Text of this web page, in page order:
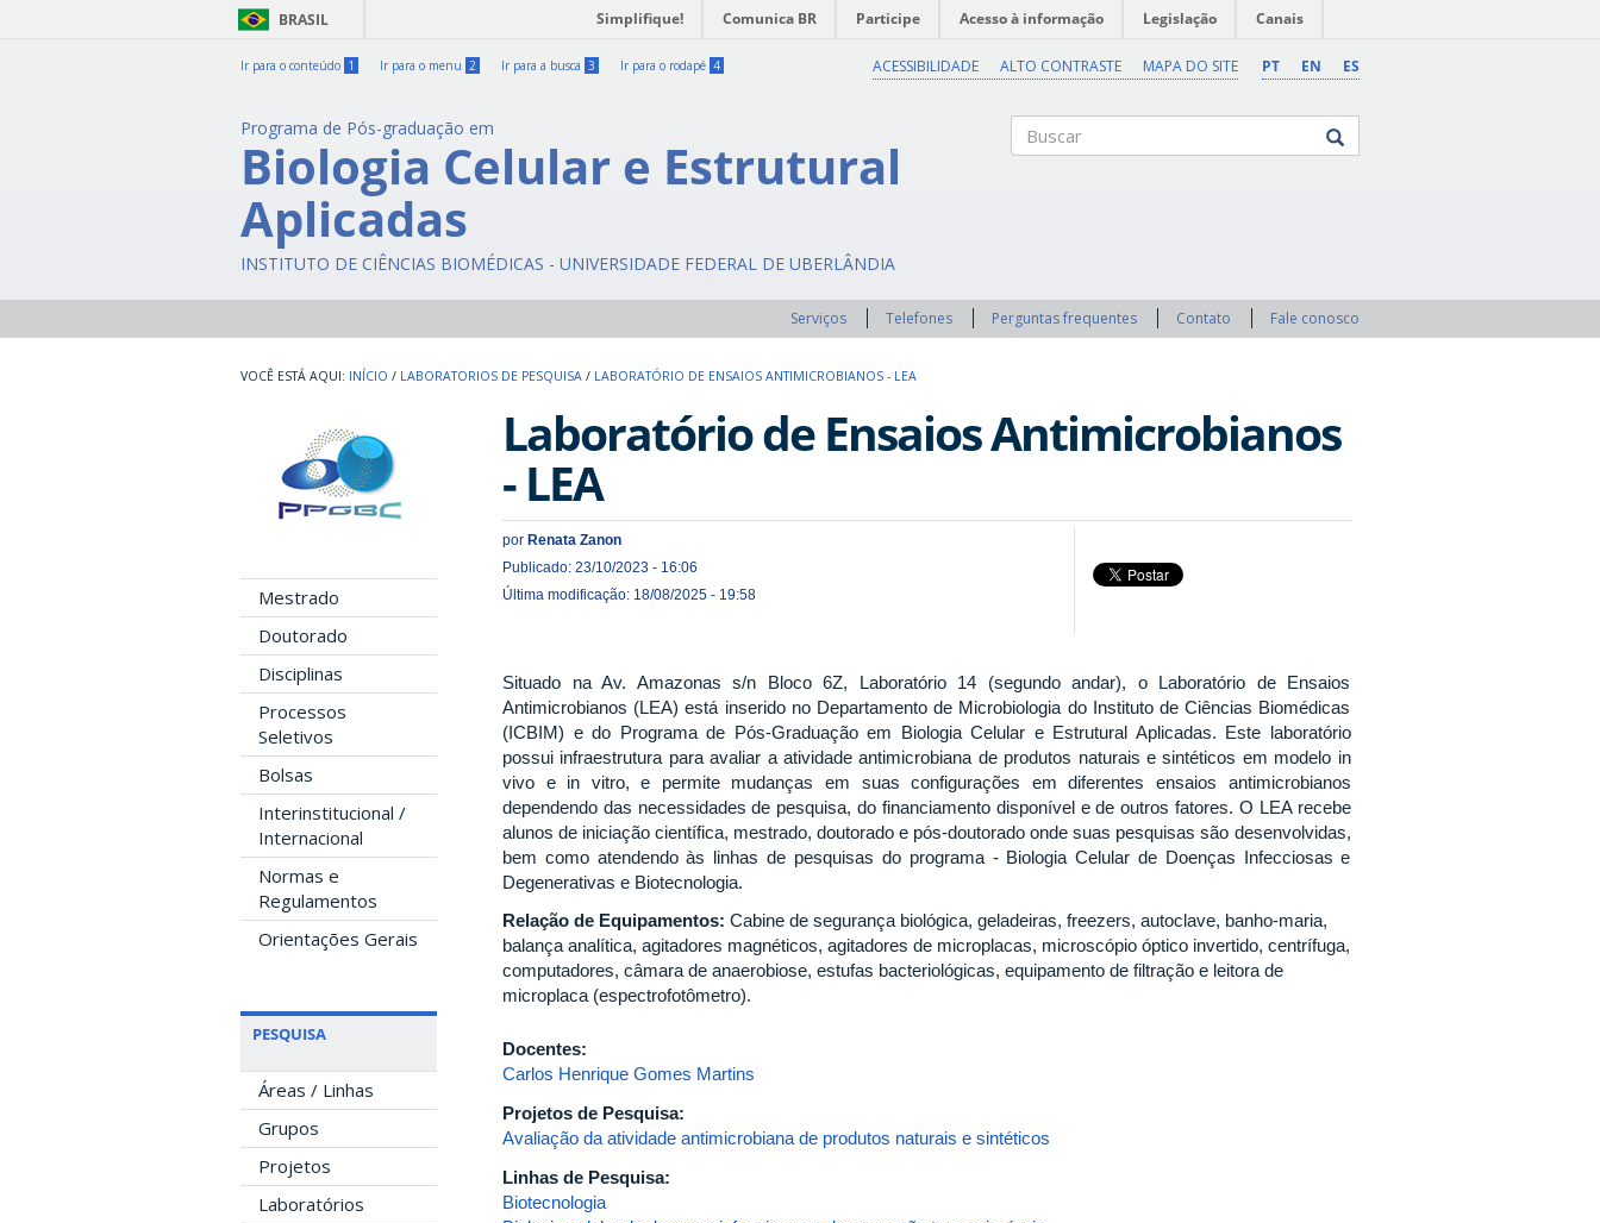
BRASIL Simplifique! Comunica BR Participe Acesso à informação Legislação Canais
Ir para o conteúdo 1 Ir para o menu 2 Ir para a busca 3 Ir para o rodapé 4 PT EN ES
ACESSIBILIDADE ALTO CONTRASTE MAPA DO SITE
Programa de Pós-graduação em
Biologia Celular e Estrutural
Aplicadas
INSTITUTO DE CIÊNCIAS BIOMÉDICAS - UNIVERSIDADE FEDERAL DE UBERLÂNDIA
Serviços Telefones Perguntas frequentes Contato Fale conosco
INÍCIO / LABORATORIOS DE PESQUISA / LABORATÓRIO DE ENSAIOS ANTIMICROBIANOS - LEA
Mestrado
Doutorado
Disciplinas
Processos
Seletivos
Bolsas
Interinstitucional /
Internacional
Normas e
Regulamentos
Orientações Gerais
PESQUISA
Áreas / Linhas
Grupos
Projetos
Laboratórios
Laboratório de Ensaios Antimicrobianos
- LEA
por Renata Zanon
Publicado: 23/10/2023 - 16:06
Última modificação: 18/08/2025 - 19:58
Situado na Av. Amazonas s/n Bloco 6Z, Laboratório 14 (segundo andar), o Laboratório de Ensaios
Antimicrobianos (LEA) está inserido no Departamento de Microbiologia do Instituto de Ciências Biomédicas
(ICBIM) e do Programa de Pós-Graduação em Biologia Celular e Estrutural Aplicadas. Este laboratório
possui infraestrutura para avaliar a atividade antimicrobiana de produtos naturais e sintéticos em modelo in
vivo e in vitro, e permite mudanças em suas configurações em diferentes ensaios antimicrobianos
dependendo das necessidades de pesquisa, do financiamento disponível e de outros fatores. O LEA recebe
alunos de iniciação científica, mestrado, doutorado e pós-doutorado onde suas pesquisas são desenvolvidas,
bem como atendendo às linhas de pesquisas do programa - Biologia Celular de Doenças Infecciosas e
Degenerativas e Biotecnologia.
Relação de Equipamentos: Cabine de segurança biológica, geladeiras, freezers, autoclave, banho-maria,
balança analítica, agitadores magnéticos, agitadores de microplacas, microscópio óptico invertido, centrífuga,
computadores, câmara de anaerobiose, estufas bacteriológicas, equipamento de filtração e leitora de
microplaca (espectrofotômetro).
Docentes:
Carlos Henrique Gomes Martins
Projetos de Pesquisa:
Avaliação da atividade antimicrobiana de produtos naturais e sintéticos
Linhas de Pesquisa:
Biotecnologia